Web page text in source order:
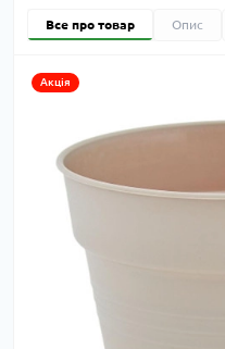
Все про товар Опис
Акція